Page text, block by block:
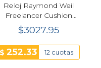
Reloj Raymond Weil
Freelancer Cushion
Automático 34 mm
Verde Mujer 2490-P5-
52061
$3027.95
$252.33 12 cuotas